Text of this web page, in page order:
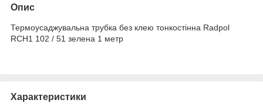
Опис
Термоусаджувальна трубка без клею тонкостінна Radpol
RCH1 102 / 51 зелена 1 метр
Характеристики